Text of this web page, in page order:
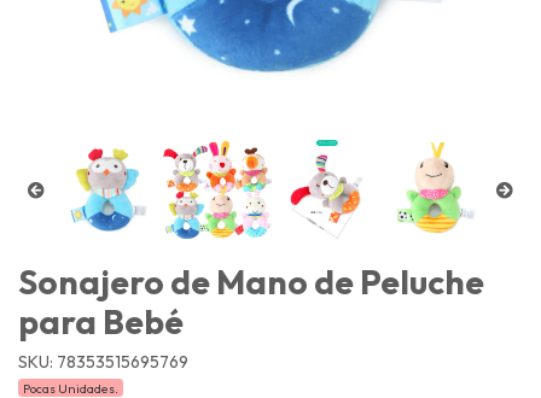
Sonajero de Mano de Peluche
para Bebé
SKU: 78353515695769
Pocas Unidades.